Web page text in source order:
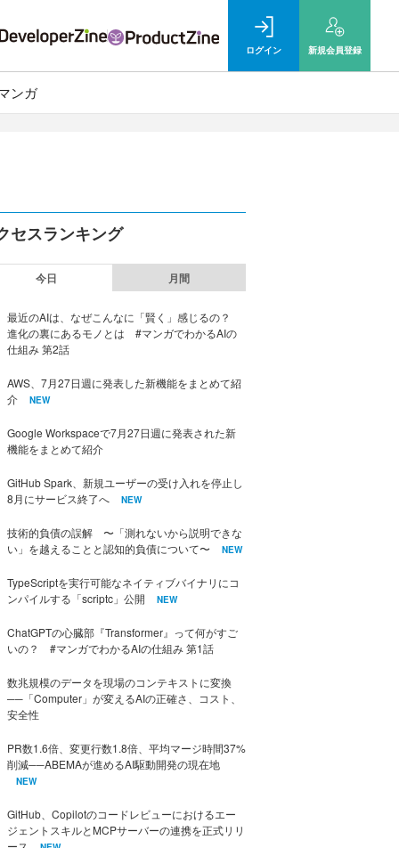
ログイン 新規会員登録
ンガ
セスランキング
今日 月間
最近のAIは、なぜこんなに「賢く」感じるの？
進化の裏にあるモノとは #マンガでわかるAIの
仕組み 第2話
AWS、7月27日週に発表した新機能をまとめて紹
介
NEW
Google Workspaceで7月27日週に発表された新
機能をまとめて紹介
GitHub Spark、新規ユーザーの受け入れを停止し
8月にサービス終了へ
NEW
技術的負債の誤解 〜「測れないから説明できな
い」を越えることと認知的負債について〜
NEW
TypeScriptを実行可能なネイティブバイナリにコ
ンパイルする「scriptc」公開
NEW
ChatGPTの心臓部『Transformer』って何がすご
いの？ #マンガでわかるAIの仕組み 第1話
数兆規模のデータを現場のコンテキストに変換
──「Computer」が変えるAIの正確さ、コスト、
安全性
PR数1.6倍、変更行数1.8倍、平均マージ時間37%
削減──ABEMAが進めるAI駆動開発の現在地
NEW
GitHub、Copilotのコードレビューにおけるエー
ジェントスキルとMCPサーバーの連携を正式リリ